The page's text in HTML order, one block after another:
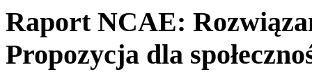
Raport NCAE:
Propozycja dla